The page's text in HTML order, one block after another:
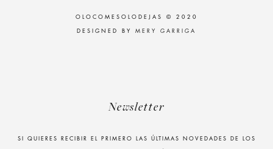
OLOCOMESOLODEJAS © 2020
DESIGNED BY MERY GARRIGA
Newsletter
SI QUIERES RECIBIR EL PRIMERO LAS ÚLTIMAS NOVEDADES DE LOS